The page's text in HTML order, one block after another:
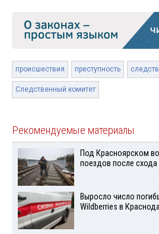
происшествия преступность
Следственный комитет
Рекомендуемые материалы
Под Красноярском
поездов после схода
Выросло число
Wildberries в